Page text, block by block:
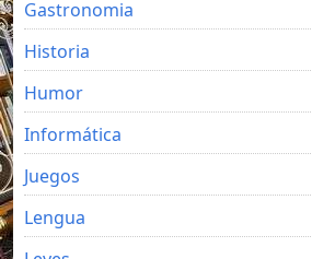
Gastronomia
Historia
Humor
Informática
Juegos
Lengua